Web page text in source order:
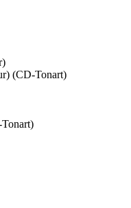
(CD-Tonart)